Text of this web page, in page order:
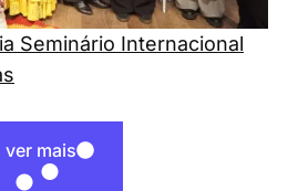
Seminário Internacional
ver mais